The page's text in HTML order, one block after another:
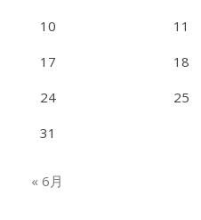
10
11
17
18
24
25
31
« 6月